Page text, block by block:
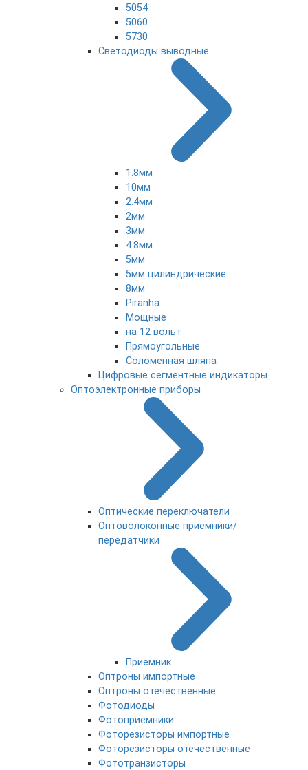
5054
5060
5730
Светодиоды выводные
1.8мм
10мм
2.4мм
2мм
3мм
4.8мм
5мм
5мм цилиндрические
8мм
Piranha
Мощные
на 12 вольт
Прямоугольные
Соломенная шляпа
Цифровые сегментные индикаторы
Оптоэлектронные приборы
Оптические переключатели
Оптоволоконные приемники/
передатчики
Приемник
Оптроны импортные
Оптроны отечественные
Фотодиоды
Фотоприемники
Фоторезисторы импортные
Фоторезисторы отечественные
Фототранзисторы